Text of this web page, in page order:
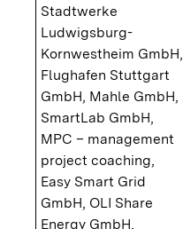
Stadtwerke
Ludwigsburg-
Kornwestheim GmbH,
Flughafen Stuttgart
GmbH, Mahle GmbH,
SmartLab GmbH,
MPC – management
project coaching,
Easy Smart Grid
GmbH, OLI Share
Energy GmbH,